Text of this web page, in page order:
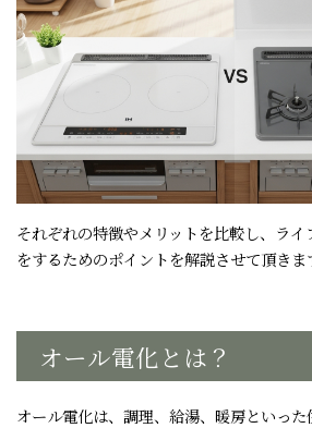
それぞれの特徴やメリットを比較し、ラ
をするためのポイントを解説させて頂きま
オール電化とは？
オール電化は、調理、給湯、暖房といっ